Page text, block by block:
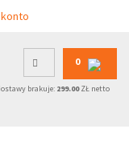
0
brakuje: 299.00ZŁ netto